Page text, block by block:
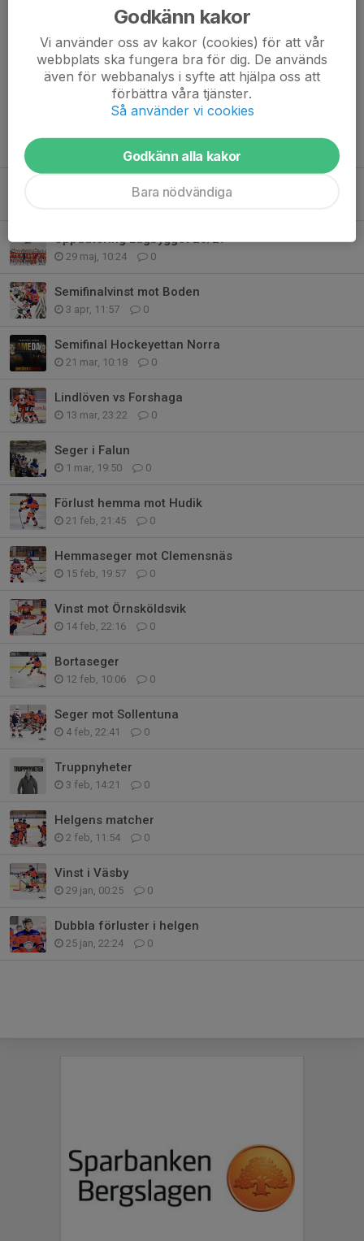
vi går längre än förra året. Jag menar 20 hungriga gubbar som
vill utvecklas då brukar det gå bra.
Dela nyhet
Tidigare nyheter
Lagbygget är klart!
Uppdatering Lagbygget 26/27
29 maj, 10:24 0
Semifinalvinst mot Boden
3 apr, 11:57 0
Semifinal Hockeyettan Norra
21 mar, 10:18 0
Lindlöven vs Forshaga
13 mar, 23:22 0
Seger i Falun
1 mar, 19:50 0
Förlust hemma mot Hudik
21 feb, 21:45 0
Hemmaseger mot Clemensnäs
15 feb, 19:57 0
Vinst mot Örnsköldsvik
14 feb, 22:16 0
Bortaseger
12 feb, 10:06 0
Seger mot Sollentuna
4 feb, 22:41 0
Truppnyheter
3 feb, 14:21 0
Helgens matcher
2 feb, 11:54 0
Vinst i Väsby
29 jan, 00:25 0
Dubbla förluster i helgen
25 jan, 22:24 0
Godkänn kakor
Vi använder oss av kakor (cookies) för att vår
webbplats ska fungera bra för dig. De används
även för webbanalys i syfte att hjälpa oss att
förbättra våra tjänster.
Så använder vi cookies
Godkänn alla kakor
Bara nödvändiga